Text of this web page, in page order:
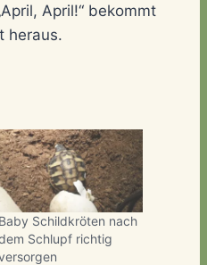
April!“ bekommt
heraus.
Baby Schildkröten nach
Schlupf richtig